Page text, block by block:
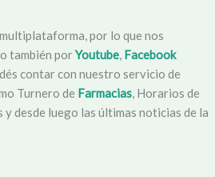
por lo que nos
también porYoutube, Facebook
contar con nuestro servicio de
Turnero de Farmacias, Horarios de
desde luego las últimas noticias de la